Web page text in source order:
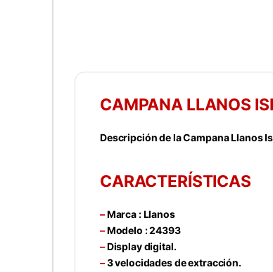
CAMPANA LLANOS
Descripción de la Campana Llanos
CARACTERÍSTICAS
–Marca : Llanos
–Modelo : 24393
–Display digital.
–3 velocidades de extracción.